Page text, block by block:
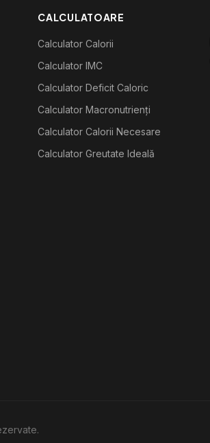
CALCULATOARE
Calculator Calorii
Calculator IMC
Calculator Deficit Caloric
Calculator Macronutrienți
Calculator Calorii Necesare
Calculator Greutate Ideală